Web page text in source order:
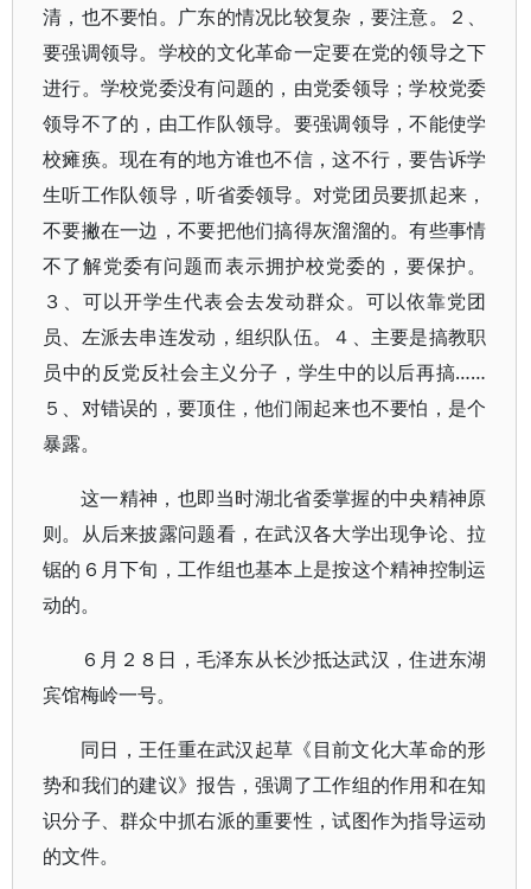
清，也不要怕。广东的情况比较复杂，要注意。２、
要强调领导。学校的文化革命一定要在党的领导之下
进行。学校党委没有问题的，由党委领导；学校党委
领导不了的，由工作队领导。要强调领导，不能使学
校瘫痪。现在有的地方谁也不信，这不行，要告诉学
生听工作队领导，听省委领导。对党团员要抓起来，
不要撇在一边，不要把他们搞得灰溜溜的。有些事情
不了解党委有问题而表示拥护校党委的，要保护。
３、可以开学生代表会去发动群众。可以依靠党团
员、左派去串连发动，组织队伍。４、主要是搞教职
员中的反党反社会主义分子，学生中的以后再搞……
５、对错误的，要顶住，他们闹起来也不要怕，是个
暴露。
这一精神，也即当时湖北省委掌握的中央精神原
则。从后来披露问题看，在武汉各大学出现争论、拉
锯的６月下旬，工作组也基本上是按这个精神控制运
动的。
６月２８日，毛泽东从长沙抵达武汉，住进东湖
宾馆梅岭一号。
同日，王任重在武汉起草《目前文化大革命的形
势和我们的建议》报告，强调了工作组的作用和在知
识分子、群众中抓右派的重要性，试图作为指导运动
的文件。